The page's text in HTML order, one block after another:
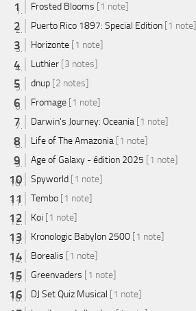
Frosted Blooms [1 note]
Puerto Rico 1897: Special Edition [1 note]
Horizonte [1 note]
Luthier [3 notes]
dnup [2 notes]
Fromage [1 note]
Darwin's Journey: Oceania [1 note]
Life of The Amazonia [1 note]
Age of Galaxy - édition 2025 [1 note]
Spyworld [1 note]
Tembo [1 note]
Koi [1 note]
Kronologic Babylon 2500 [1 note]
Borealis [1 note]
Greenvaders [1 note]
DJ Set Quiz Musical [1 note]